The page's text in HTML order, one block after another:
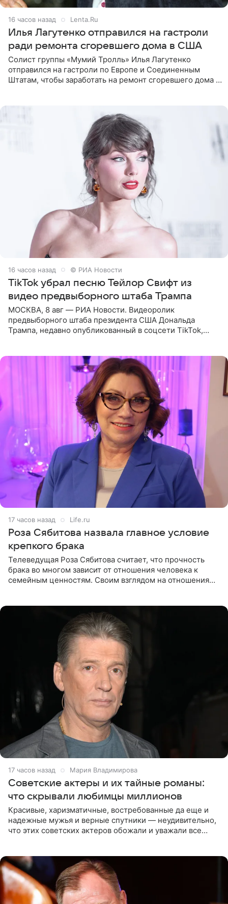
16 часов назад Lenta.Ru
Илья Лагутенко отправился на гастроли
ради ремонта сгоревшего дома в США
Солист группы «Мумий Тролль» Илья Лагутенко
отправился на гастроли по Европе и Соединенным
Штатам, чтобы заработать на ремонт сгоревшего дома в
16 часов назад © РИА Новости
TikTok убрал песню Тейлор Свифт из
видео предвыборного штаба Трампа
МОСКВА, 8 авг — РИА Новости. Видеоролик
предвыборного штаба президента США Дональда
Трампа, недавно опубликованный в соцсети TikTok,
17 часов назад Life.ru
Роза Сябитова назвала главное условие
крепкого брака
Телеведущая Роза Сябитова считает, что прочность
брака во многом зависит от отношения человека к
семейным ценностям. Своим взглядом на отношения
17 часов назад Мария Владимирова
Советские актеры и их тайные романы:
что скрывали любимцы миллионов
Красивые, харизматичные, востребованные да еще и
надежные мужья и верные спутники — неудивительно,
что этих советских актеров обожали и уважали все